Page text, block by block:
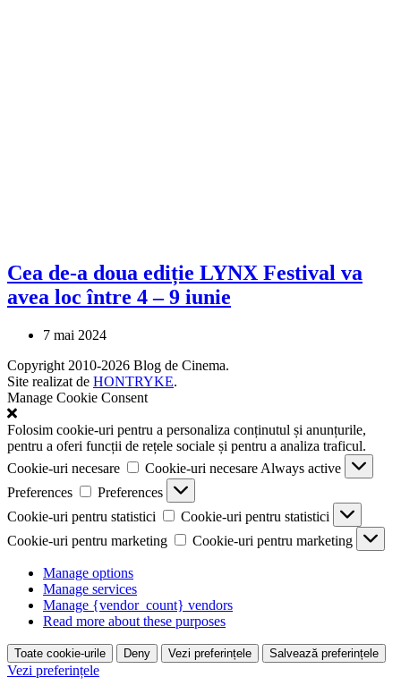
Cea de-a doua ediție LYNX Festival va
avea loc între 4 – 9 iunie
7 mai 2024
Copyright 2010-2026 Blog de Cinema.
Site realizat de HONTRYKE.
Manage Cookie Consent
Folosim cookie-uri pentru a personaliza conținutul și anunțurile,
pentru a oferi funcții de rețele sociale și pentru a analiza traficul.
Cookie-uri necesare
Cookie-uri necesare Always active
Preferences
Preferences
Cookie-uri pentru statistici
Cookie-uri pentru statistici
Cookie-uri pentru marketing
Cookie-uri pentru marketing
Manage options
Manage services
Manage {vendor_count} vendors
Read more about these purposes
Toate cookie-urile Deny Vezi preferințele Salvează preferințele
Vezi preferințele